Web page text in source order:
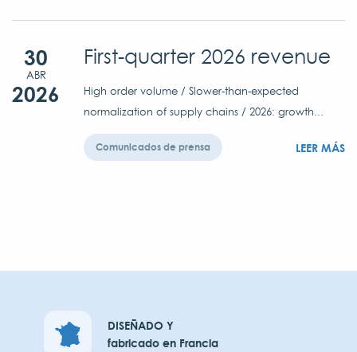
30
ABR
2026
First-quarter 2026 revenue
High order volume / Slower-than-expected
normalization of supply chains / 2026: growth...
Comunicados de prensa LEER MÁS
DISEÑADO Y
fabricado en Francia